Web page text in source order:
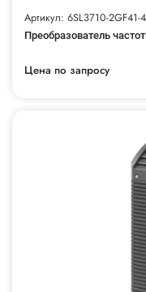
Артикул: 6SL3710-2GF41-
Преобразователь
Цена по запросу